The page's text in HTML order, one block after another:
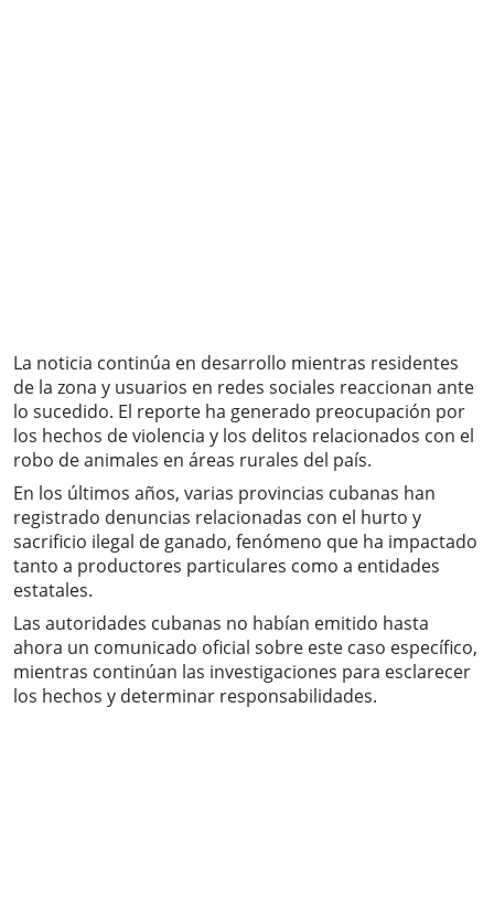
La noticia continúa en desarrollo mientras residentes
de la zona y usuarios en redes sociales reaccionan ante
lo sucedido. El reporte ha generado preocupación por
los hechos de violencia y los delitos relacionados con el
robo de animales en áreas rurales del país.
En los últimos años, varias provincias cubanas han
registrado denuncias relacionadas con el hurto y
sacrificio ilegal de ganado, fenómeno que ha impactado
tanto a productores particulares como a entidades
estatales.
Las autoridades cubanas no habían emitido hasta
ahora un comunicado oficial sobre este caso específico,
mientras continúan las investigaciones para esclarecer
los hechos y determinar responsabilidades.